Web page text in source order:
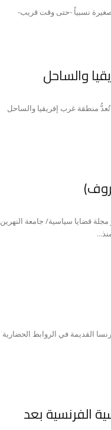
صغيرة نسبياً -حتى وقت قريب-
والساحل
منطقة غرب إفريقيا والساحل
قضايا سياسية/ جامعة النهرين
القديمة في الروابط الحضارية
الفرنسية بعد